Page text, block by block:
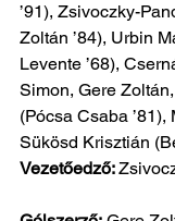
’91), Zsivoczky-
Zoltán ’84), Urbin
Levente ’68),
Simon, Gere
(Pócsa Csaba
Sükösd Krisztián
Vezetőedző: